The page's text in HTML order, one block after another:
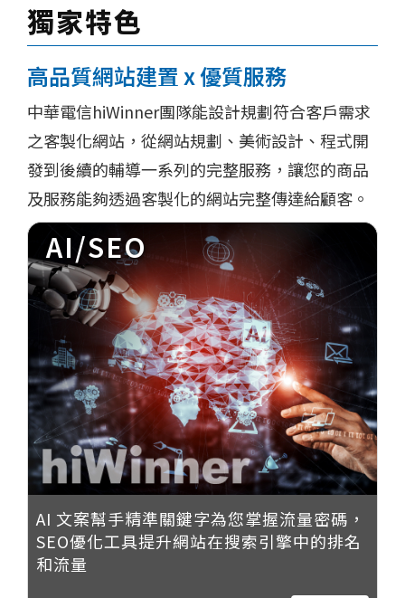
獨家特色
高品質網站建置 x 優質服務
中華電信hiWinner團隊能設計規劃符合客戶需求
之客製化網站，從網站規劃、美術設計、程式開
發到後續的輔導一系列的完整服務，讓您的商品
及服務能夠透過客製化的網站完整傳達給顧客。
AI/SEO
AI 文案幫手精準關鍵字為您掌握流量密碼，
SEO優化工具提升網站在搜索引擎中的排名
和流量